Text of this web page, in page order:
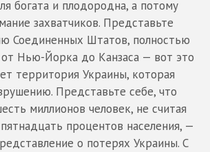
богата и плодородна, а потому
захватчиков. Представьте
Соединенных Штатов, полностью
Нью-Йорка до Канзаса — вот это
территория Украины, которая
Представьте себе, что
миллионов человек, не считая
процентов населения, —
о потерях Украины. С